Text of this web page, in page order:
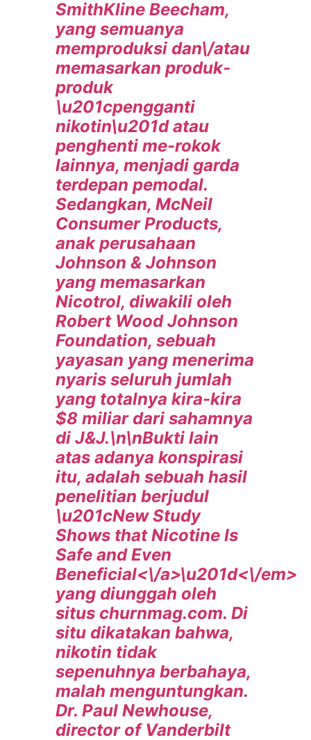
SmithKline Beecham,
yang semuanya
memproduksi dan\/atau
memasarkan produk-
produk
\u201cpengganti
nikotin\u201d atau
penghenti me-rokok
lainnya, menjadi garda
terdepan pemodal.
Sedangkan, McNeil
Consumer Products,
anak perusahaan
Johnson & Johnson
yang memasarkan
Nicotrol, diwakili oleh
Robert Wood Johnson
Foundation, sebuah
yayasan yang menerima
nyaris seluruh jumlah
yang totalnya kira-kira
$8 miliar dari sahamnya
di J&J.\n\nBukti lain
atas adanya konspirasi
itu, adalah sebuah hasil
penelitian berjudul
\u201cNew Study
Shows that Nicotine Is
Safe and Even
Beneficial<\/a>\u201d<\/em>
yang diunggah oleh
situs churnmag.com. Di
situ dikatakan bahwa,
nikotin tidak
sepenuhnya berbahaya,
malah menguntungkan.
Dr. Paul Newhouse,
director of Vanderbilt